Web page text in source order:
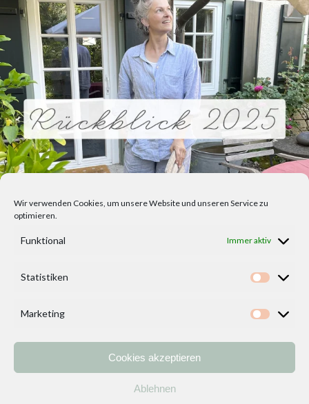
Wir verwenden Cookies, um unsere Website und unseren Service zu
optimieren.
Funktional Immer aktiv
Statistiken
Marketing
Cookies akzeptieren
Ablehnen
Kontakt